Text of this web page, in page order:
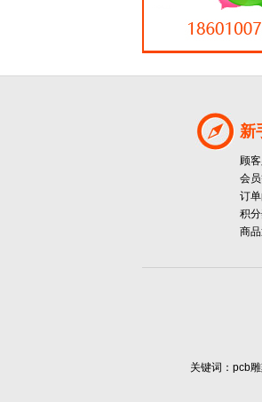
新
顾
会
订
积
商
关键词：pcb